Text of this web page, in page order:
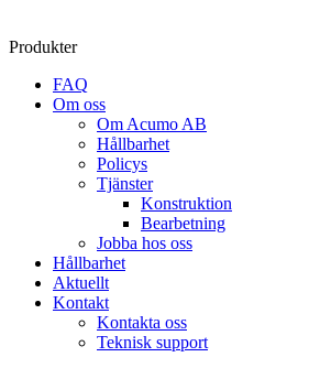
Produkter
FAQ
Om oss
Om Acumo AB
Hållbarhet
Policys
Tjänster
Konstruktion
Bearbetning
Jobba hos oss
Hållbarhet
Aktuellt
Kontakt
Kontakta oss
Teknisk support